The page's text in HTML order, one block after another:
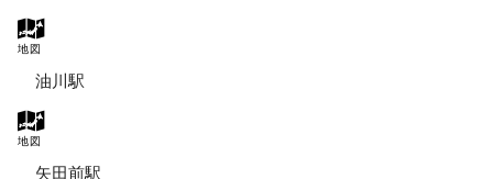
地図
油川駅
地図
矢田前駅